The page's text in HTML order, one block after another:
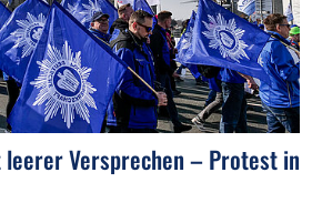
leerer Versprechen – Protest in